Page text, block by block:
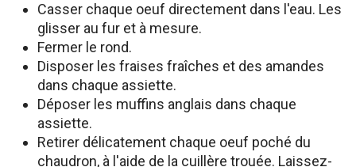
Casser chaque oeuf directement dans l'eau. Les
glisser au fur et à mesure.
Fermer le rond.
Disposer les fraises fraîches et des amandes
dans chaque assiette.
Déposer les muffins anglais dans chaque
assiette.
Retirer délicatement chaque oeuf poché du
chaudron, à l'aide de la cuillère trouée. Laissez-